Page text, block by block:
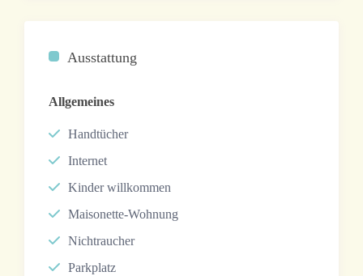
Ausstattung
Allgemeines
Handtücher
Internet
Kinder willkommen
Maisonette-Wohnung
Nichtraucher
Parkplatz